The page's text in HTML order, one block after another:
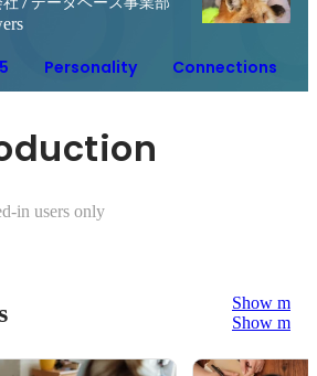
Personality Connections
in users only
Show more
Show more